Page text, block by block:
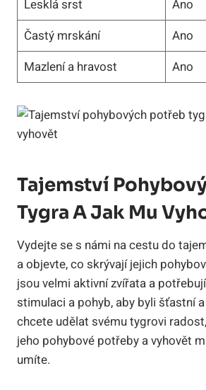
Lesklá⁣ srst
Ano
Častý‌ mrskání
Ano
Mazlení a⁢ hravost
Ano
Tajemství‍
Tygra A Jak Mu‍
Vydejte ⁤se ⁢s námi na ⁣cestu do
a objevte, ​co skrývají⁢ jejich
jsou velmi aktivní zvířata a⁢
stimulaci a‍ pohyb, aby byli ⁢šťastní
chcete udělat svému tygrovi
jeho pohybové potřeby a vyhovět
umíte.